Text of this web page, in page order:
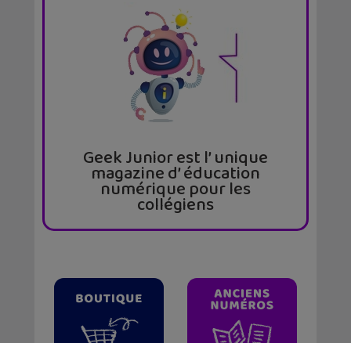
Geek Junior est l’ unique
magazine d’ éducation
numérique pour les
collégiens